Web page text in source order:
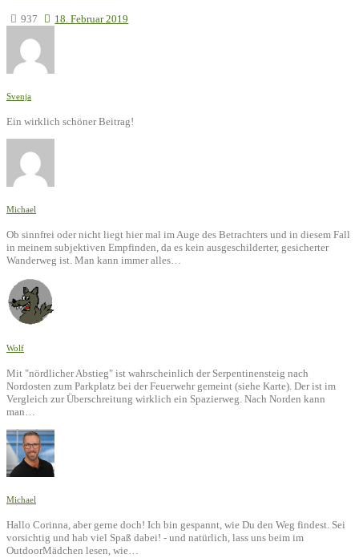
937 18. Februar 2019
Svenja
Ein wirklich schöner Beitrag!
Michael
Ob sinnfrei oder nicht liegt hier mal im Auge des Betrachters und in diesem Fall
in meinem subjektiven Empfinden, da es kein ausgeschilderter, gesicherter
Wanderweg ist. Man kann immer alles…
Wolf
Mit "nördlicher Abstieg" ist wahrscheinlich der Serpentinensteig nach
Nordosten zum Parkplatz bei der Feuerwehr gemeint (siehe Karte). Der ist im
Vergleich zur Überschreitung wirklich ein Spazierweg. Nach Norden kann
man…
Michael
Hallo Corinna, aber gerne doch! Ich bin gespannt, wie Du den Weg findest. Sei
vorsichtig und hab viel Spaß dabei! - und natürlich, lass uns beim im
OutdoorMädchen lesen, wie…